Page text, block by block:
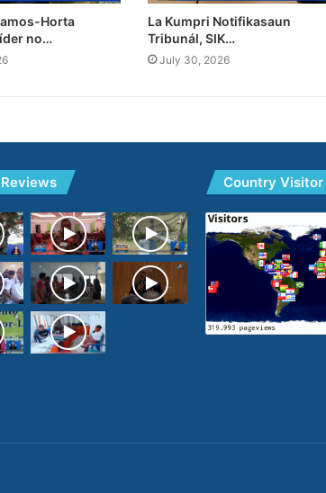
Horta
no…
La Kumpri Notifikasaun
Tribunál, SIK…
July 30, 2026
Country Visitor